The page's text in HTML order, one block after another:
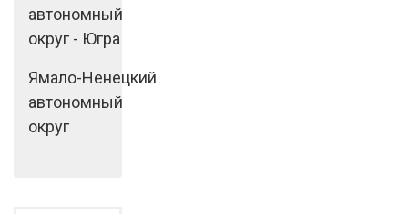
автономный
округ - Югра
Ямало-Ненецкий
автономный
округ